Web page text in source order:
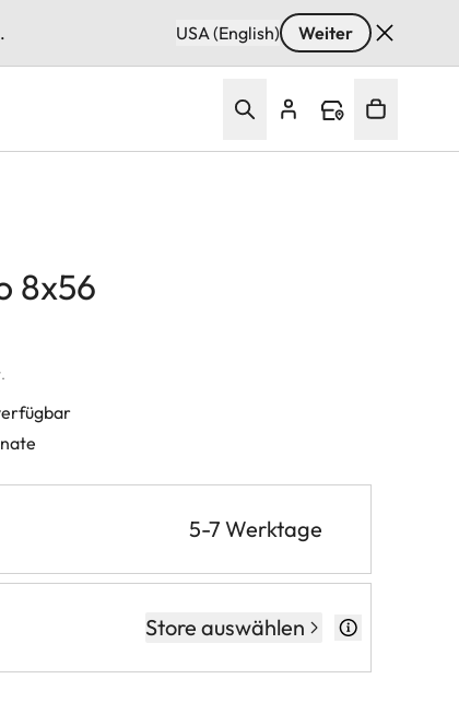
USA (English) Weiter
8x56
5-7 Werktage
Store auswählen